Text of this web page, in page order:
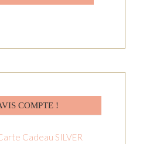
COMPTE !
Cadeau SILVER